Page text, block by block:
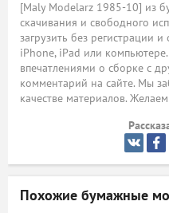
[Maly Modelarz 1985-10] из
скачивания и свободного
загрузить без регистрации
iPhone, iPad или
впечатлениями о сборке с
комментарий на сайте. Мы
качестве материалов.
Похожие бумажные